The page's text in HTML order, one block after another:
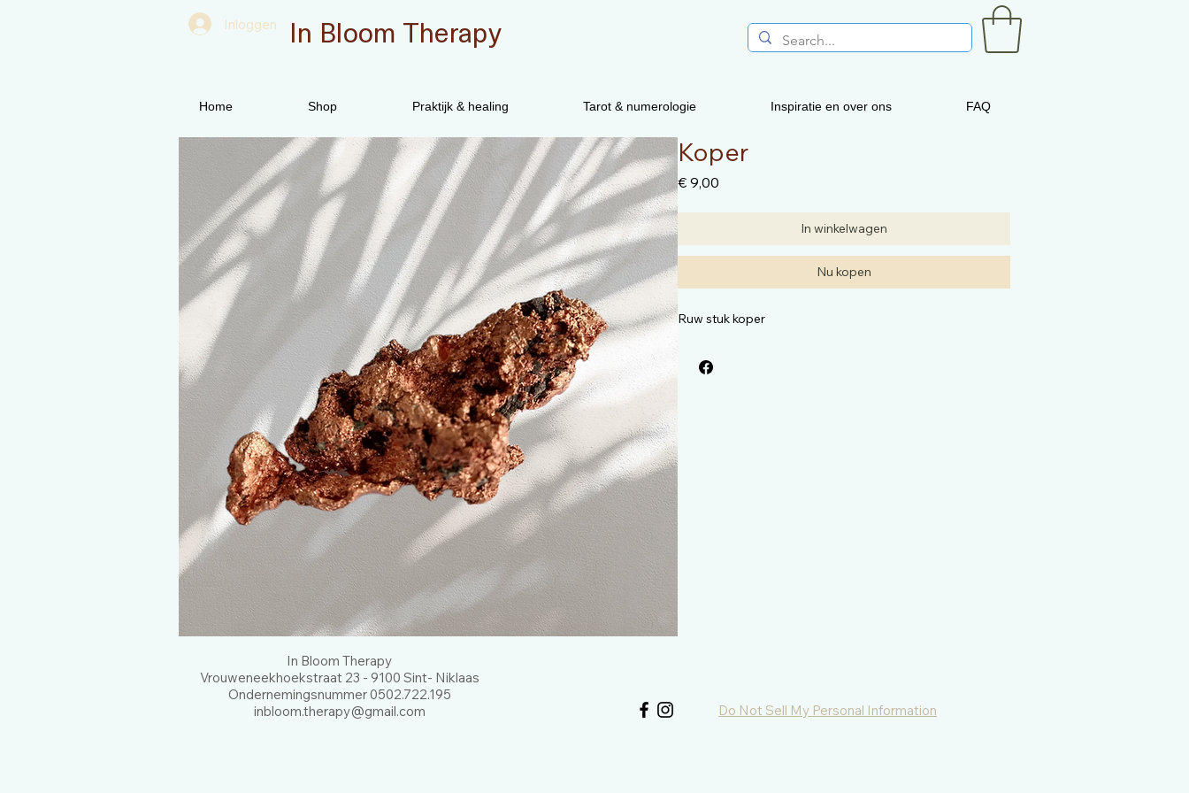
Inloggen In Bloom Therapy
Home Shop Praktijk & healing Tarot & numerologie Inspiratie en over ons FAQ
Koper
€ 9,00
In winkelwagen
Nu kopen
Ruw stuk koper
In Bloom Therapy
Vrouweneekhoekstraat 23 - 9100 Sint- Niklaas
Ondernemingsnummer 0502.722.195
inbloom.therapy@gmail.com
Do Not Sell My Personal Information